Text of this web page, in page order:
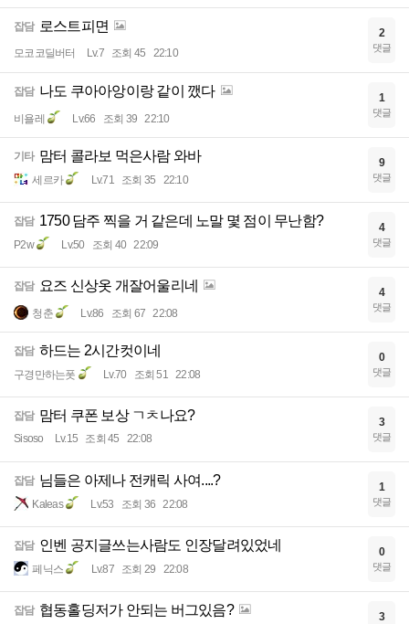
잡담 로스트피면
모코코딜버터 Lv.7 조회 45 22:10
2
댓글
잡담 나도 쿠아아앙이랑 같이 깼다
비욜레 Lv.66 조회 39 22:10
1
댓글
기타 맘터 콜라보 먹은사람 와바
세르카 Lv.71 조회 35 22:10
9
댓글
잡담 1750 담주 찍을 거 같은데 노말 몇 점이 무난함?
P2w Lv.50 조회 40 22:09
4
댓글
잡담 요즈 신상옷 개잘어울리네
청춘 Lv.86 조회 67 22:08
4
댓글
잡담 하드는 2시간컷이네
구경만하는폿 Lv.70 조회 51 22:08
0
댓글
잡담 맘터 쿠폰 보상 ㄱㅊ나요?
Sisoso Lv.15 조회 45 22:08
3
댓글
잡담 님들은 아제나 전캐릭 사여....?
Kaleas Lv.53 조회 36 22:08
1
댓글
잡담 인벤 공지글쓰는사람도 인장달려있었네
페닉스 Lv.87 조회 29 22:08
0
댓글
잡담 협동홀딩저가 안되는 버그있음? 3